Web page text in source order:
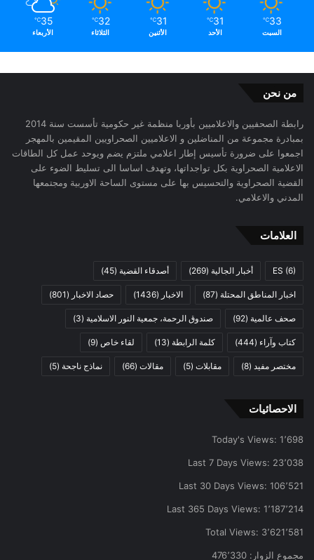
33
℃
السبت
31
℃
الأحد
31
℃
الأثنين
32
℃
الثلاثاء
35
℃
الأربعاء
من نحن
رابطة الصحفيين والاعلاميين بأوربا منظمة غير حكومية تأسست سنة 2014
بمبادرة مجموعة من المناضلين و الاعلاميين الصحراويين المقيمين بالمهجر
اجمعوا على ضرورة تأسيس إطار اعلامي ملتزم يضم ويوحد عمل كل الطاقات
الاعلامية الصحراوية بكل تواجداتها، وتهدف اساسا الى تسليط الضوء على
القضية الصحراوية والتحسيس بها على مستوى الساحة الاوربية ومجتمعها
المدني والاعلامي.
العلامات
ES (6) أخبار الجالية (269) أصدقاء القضية (45)
اخبار المناطق المحتلة (87) الاخبار (1436) حصاد الاخبار (801)
صحف عالمية (92) صندوق الرحمة، جمعية النور الاسلامية (3)
كتاب وآراء (444) كلمة الرابطة (13) لقاء خاص (9)
مختصر مفيد (8) مقابلات (5) مقالات (66) نماذج ناجحة (5)
الاحصائيات
Today's Views: 1٬698
Last 7 Days Views: 23٬038
Last 30 Days Views: 106٬521
Last 365 Days Views: 1٬187٬214
Total Views: 3٬621٬581
مجموع الزوار: 476٬330